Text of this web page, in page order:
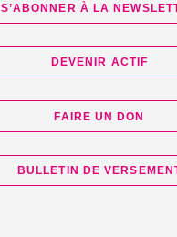
S’ABONNER À LA
DEVENIR ACTIF
FAIRE UN DON
BULLETIN DE